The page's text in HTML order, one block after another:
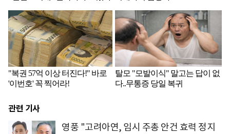
관련 기사
영풍 "고려아연, 임시 주총 안건 효력 정지